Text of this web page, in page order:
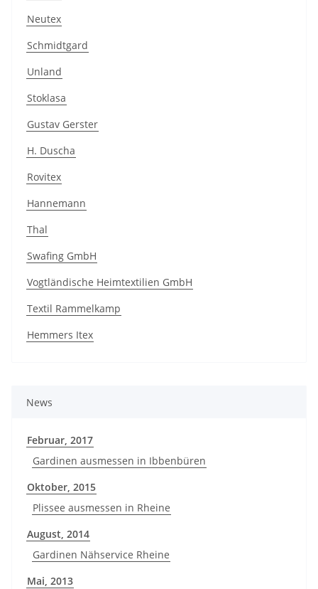
Neutex
Schmidtgard
Unland
Stoklasa
Gustav Gerster
H. Duscha
Rovitex
Hannemann
Thal
Swafing GmbH
Vogtländische Heimtextilien GmbH
Textil Rammelkamp
Hemmers Itex
News
Februar, 2017
Gardinen ausmessen in Ibbenbüren
Oktober, 2015
Plissee ausmessen in Rheine
August, 2014
Gardinen Nähservice Rheine
Mai, 2013